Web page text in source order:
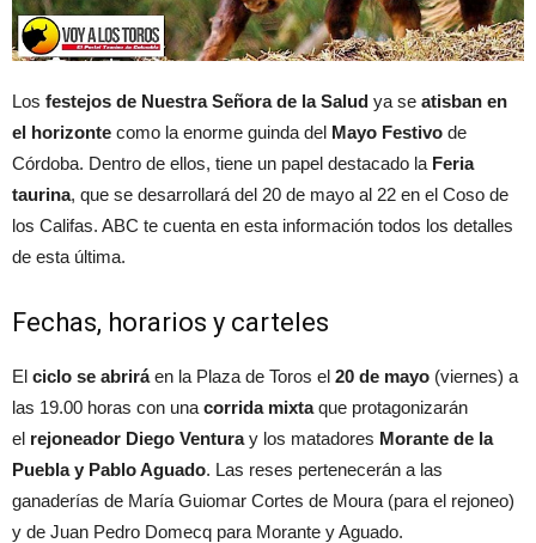
Los festejos de Nuestra Señora de la Salud ya se atisban en
el horizonte como la enorme guinda del Mayo Festivo de
Córdoba. Dentro de ellos, tiene un papel destacado la Feria
taurina, que se desarrollará del 20 de mayo al 22 en el Coso de
los Califas. ABC te cuenta en esta información todos los detalles
de esta última.
Fechas, horarios y carteles
El ciclo se abriráen la Plaza de Toros el 20 de mayo (viernes) a
las 19.00 horas con una corrida mixtaque protagonizarán
el rejoneador Diego Venturay los matadores Morante de la
Puebla y Pablo Aguado. Las reses pertenecerán a las
ganaderías de María Guiomar Cortes de Moura (para el rejoneo)
y de Juan Pedro Domecq para Morante y Aguado.